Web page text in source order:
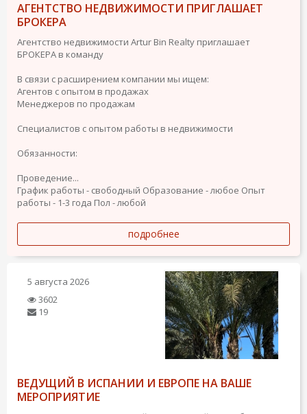
АГЕНТСТВО НЕДВИЖИМОСТИ ПРИГЛАШАЕТ
БРОКЕРА
Агентство недвижимости Artur Bin Realty приглашает
БРОКЕРА в команду
В связи с расширением компании мы ищем:
Агентов с опытом в продажах
Менеджеров по продажам
Специалистов с опытом работы в недвижимости
Обязанности:
Проведение...
График работы - свободный Образование - любое Опыт
работы - 1-3 года Пол - любой
подробнее
5 августа 2026
3602
19
ВЕДУЩИЙ В ИСПАНИИ И ЕВРОПЕ НА ВАШЕ
МЕРОПРИЯТИЕ